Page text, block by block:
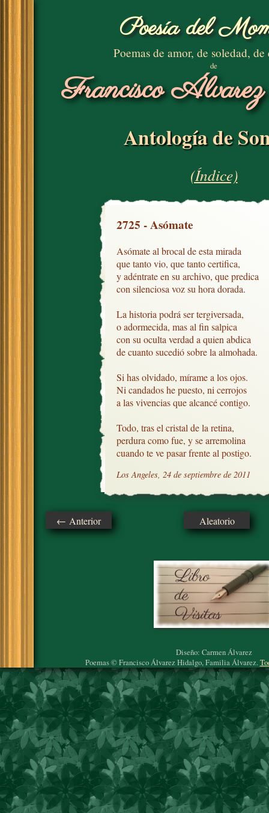
Poesía del
Poemas de amor, de soledad, de
de
Francisco
Antología de
(Índice)
2725 - Asómate
Asómate al brocal de esta mirada
que tanto vio, que tanto certifica,
y adéntrate en su archivo, que predica
con silenciosa voz su hora dorada.
La historia podrá ser tergiversada,
o adormecida, mas al fin salpica
con su oculta verdad a quien abdica
de cuanto sucedió sobre la almohada.
Si has olvidado, mírame a los ojos.
Ni candados he puesto, ni cerrojos
a las vivencias que alcancé contigo.
Todo, tras el cristal de la retina,
perdura como fue, y se arremolina
cuando te ve pasar frente al postigo.
Los Angeles, 24 de septiembre de 2011
← Anterior Aleatorio
Diseño: Carmen Álvarez
Poemas © Francisco Álvarez Hidalgo, Familia Álvarez.